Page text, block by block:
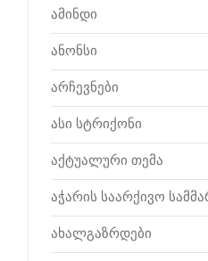
ამინდი
ანონსი
არჩევნები
ასი სტრიქონი
აქტუალური თემა
აჭარის საარქივო
ახალგაზრდები